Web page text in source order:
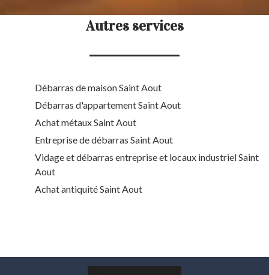
Autres services
Débarras de maison Saint Aout
Débarras d'appartement Saint Aout
Achat métaux Saint Aout
Entreprise de débarras Saint Aout
Vidage et débarras entreprise et locaux industriel Saint
Aout
Achat antiquité Saint Aout